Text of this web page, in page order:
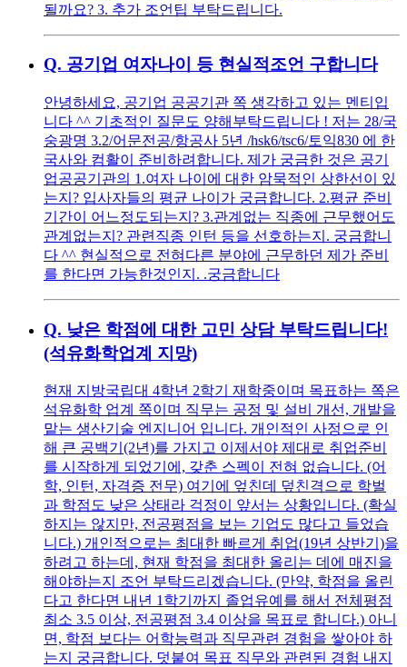
될까요? 3. 추가 조언팁 부탁드립니다.
Q. 공기업 여자나이 등 현실적조언 구합니다
안녕하세요, 공기업 공공기관 쪽 생각하고 있는 멘티입
니다 ^^ 기초적인 질문도 양해부탁드립니다 ! 저는 28/국
숭광명 3.2/어문전공/항공사 5년 /hsk6/tsc6/토익830 에 한
국사와 컴활이 준비하려합니다. 제가 궁금한 것은 공기
업공공기관의 1.여자 나이에 대한 암묵적인 상한선이 있
는지? 입사자들의 평균 나이가 궁금합니다. 2.평균 준비
기간이 어느정도되는지? 3.관계없는 직종에 근무했어도
관계없는지? 관련직종 인턴 등을 선호하는지. 궁금합니
다 ^^ 현실적으로 전혀다른 분야에 근무하던 제가 준비
를 한다면 가능한것인지. .궁금합니다
Q. 낮은 학점에 대한 고민 상담 부탁드립니다!
(석유화학업계 지망)
현재 지방국립대 4학년 2학기 재학중이며 목표하는 쪽은
석유화학 업계 쪽이며 직무는 공정 및 설비 개선, 개발을
맡는 생산기술 엔지니어 입니다. 개인적인 사정으로 인
해 큰 공백기(2년)를 가지고 이제서야 제대로 취업준비
를 시작하게 되었기에, 갖춘 스펙이 전혀 없습니다. (어
학, 인턴, 자격증 전무) 여기에 엎친데 덮친격으로 학벌
과 학점도 낮은 상태라 걱정이 앞서는 상황입니다. (확실
하지는 않지만, 전공평점을 보는 기업도 많다고 들었습
니다.) 개인적으로는 최대한 빠르게 취업(19년 상반기)을
하려고 하는데, 현재 학점을 최대한 올리는 데에 매진을
해야하는지 조언 부탁드리겠습니다. (만약, 학점을 올린
다고 한다면 내년 1학기까지 졸업유예를 해서 전체평점
최소 3.5 이상, 전공평점 3.4 이상을 목표로 합니다.) 아니
면, 학점 보다는 어학능력과 직무관련 경험을 쌓아야 하
는지 궁금합니다. 덧붙여 목표 직무와 관련된 경험 내지